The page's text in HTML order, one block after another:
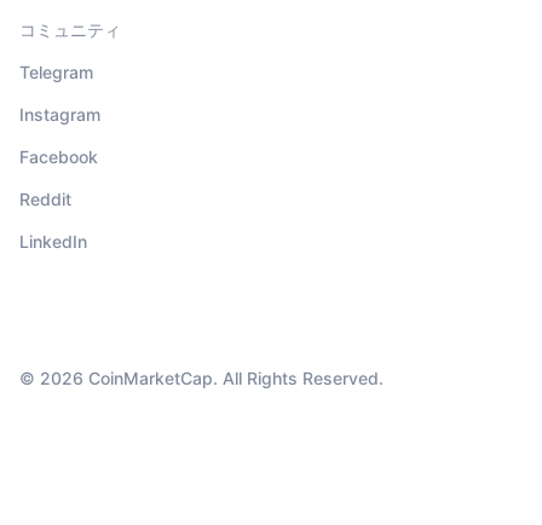
コミュニティ
Telegram
Instagram
Facebook
Reddit
LinkedIn
© 2026 CoinMarketCap. All Rights Reserved.